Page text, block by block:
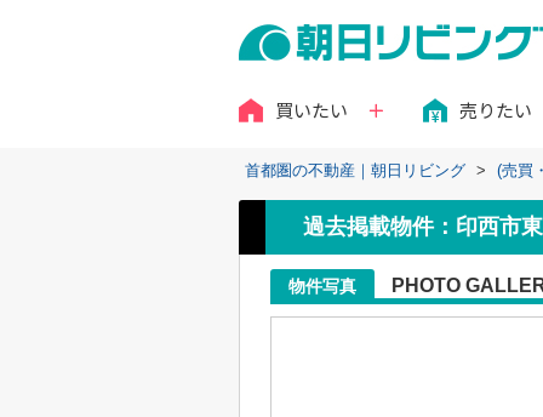
買いたい 売りたい
首都圏の不動産｜朝日リビング > (売買
過去掲載物件：印西市
物件写真 PHOTO